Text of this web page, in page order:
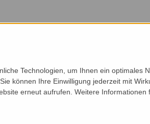
Technologien, um Ihnen ein
können Ihre Einwilligung jederzeit mit
erneut aufrufen. Weitere